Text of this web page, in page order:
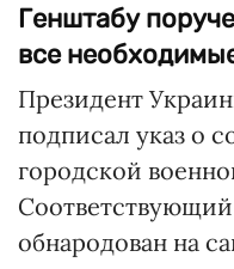
Генштабу
все
Президент
подписал указ о
городской
Соответствующий
обнародован на